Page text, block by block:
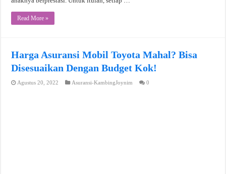
Read More »
Harga Asuransi Mobil Toyota Mahal? Bisa
Disesuaikan Dengan Budget Kok!
Agustus 20, 2022 Asuransi-KambingJoynim 0